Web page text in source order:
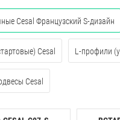
Cesal Французский S-дизайн
Cesal L-профили
Cesal